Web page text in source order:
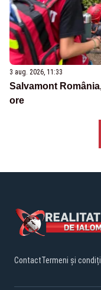
3 aug. 2026, 11:33
Salvamont
ore
ContactTermeni și